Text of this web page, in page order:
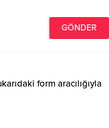
form aracılığıyla